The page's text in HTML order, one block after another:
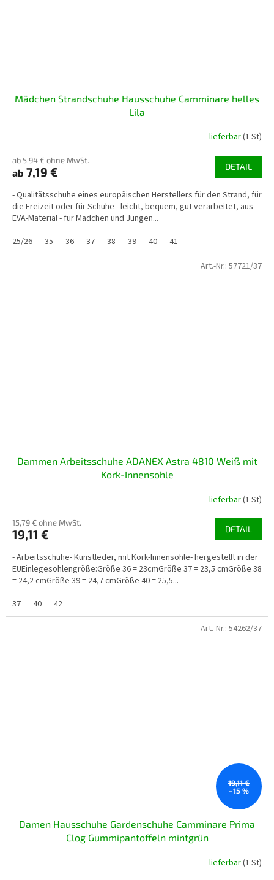
Mädchen Strandschuhe Hausschuhe Camminare helles
Lila
lieferbar(1 St)
ab 5,94 € ohne MwSt.
ab 7,19 € DETAIL
- Qualitätsschuhe eines europäischen Herstellers für den Strand, für
die Freizeit oder für Schuhe - leicht, bequem, gut verarbeitet, aus
EVA-Material - für Mädchen und Jungen...
25/26
35 36 37 38 39 40 41
Dammen Arbeitsschuhe ADANEX Astra 4810 Weiß mit
Kork-Innensohle
lieferbar(1 St)
15,79 € ohne MwSt.
19,11 € DETAIL
- Arbeitsschuhe- Kunstleder, mit Kork-Innensohle- hergestellt in der
EUEinlegesohlengröße:Größe 36 = 23cmGröße 37 = 23,5 cmGröße 38
= 24,2 cmGröße 39 = 24,7 cmGröße 40 = 25,5...
37
40 42
Art.-Nr.: 57721/37
19,11 €
–15 %
Damen Hausschuhe Gardenschuhe Camminare Prima
Clog Gummipantoffeln mintgrün
lieferbar(1 St)
Art.-Nr.: 54262/37